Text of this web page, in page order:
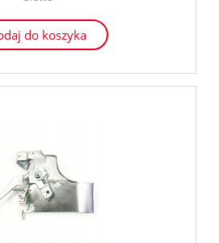
do koszyka